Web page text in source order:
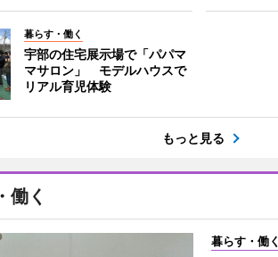
暮らす・働く
宇部の住宅展示場で「パパマ
マサロン」 モデルハウスで
リアル育児体験
もっと見る
働く
暮らす・働く